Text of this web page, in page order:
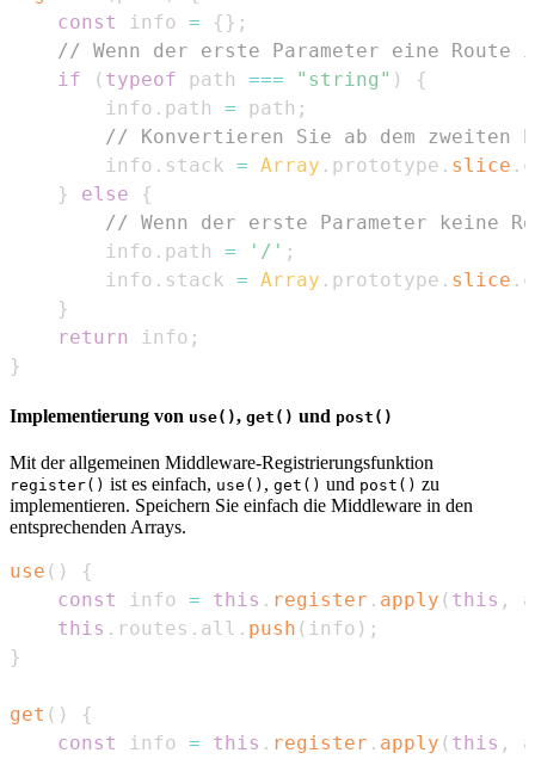
const
info = { } ;
// Wenn der erste Parameter eine Route
if
( typeof path === "string" )
{
        info
. path = path ;
// Konvertieren Sie ab dem zweiten
        info
. stack = Array . prototype . slice .
}
else
{
// Wenn der erste Parameter keine
        info
. path = '/' ;
        info
. stack = Array . prototype . slice .
}
return
info ;
}
Implementierung von use(), get() und post()
Mit der allgemeinen Middleware-Registrierungsfunktion
register() ist es einfach, use() , get() und post() zu
implementieren. Speichern Sie einfach die Middleware in den
entsprechenden Arrays.
use ( )
{
const
info = this . register . apply ( this ,
this . routes . all . push ( info ) ;
}
get ( )
{
const
info = this . register . apply ( this ,